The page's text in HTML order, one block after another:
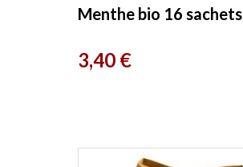
Menthe bio 16 sachets
Prix
3,40 €